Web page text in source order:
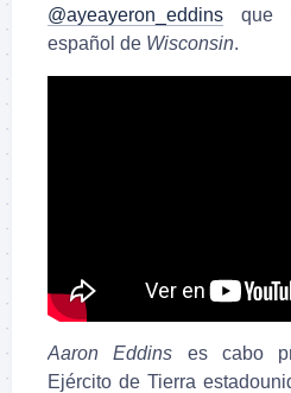
@ayeayeron_eddins que
español de Wisconsin.
Aaron Eddins es cabo
Ejército de Tierra